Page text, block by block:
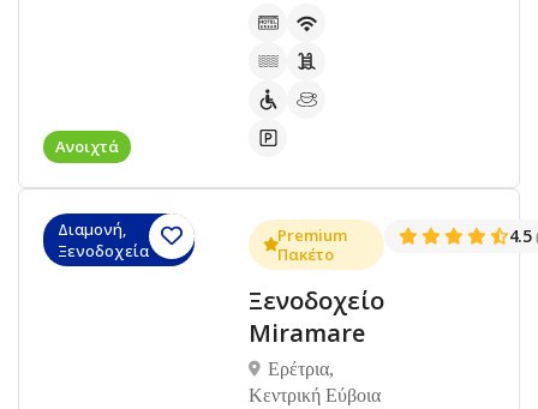
Ανοιχτά
Διαμονή,
Ξενοδοχεία
Premium
Πακέτο
Ξενοδοχείο
Miramare
Ερέτρια,
Κεντρική Εύβοια
4.5